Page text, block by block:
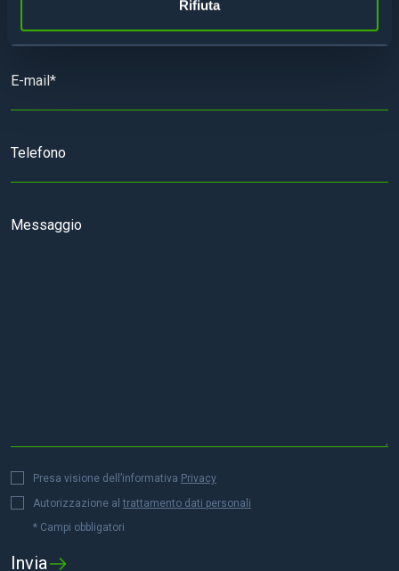
Rifiuta
Presa visione dell’informativa Privacy
Autorizzazione altrattamento dati personali
* Campi obbligatori